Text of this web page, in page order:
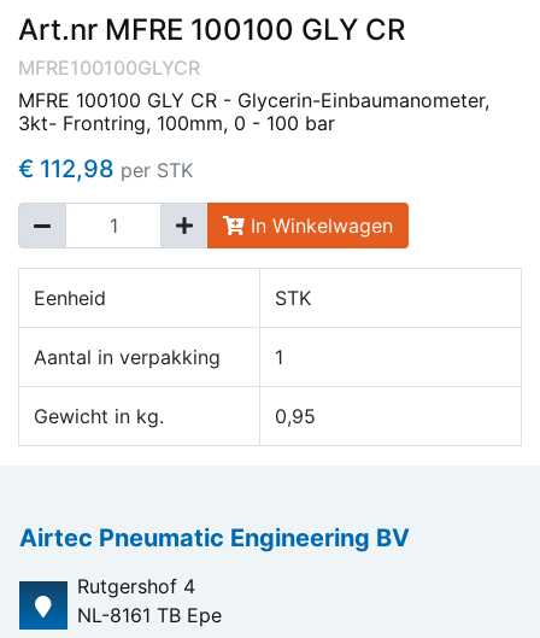
Art.nr MFRE 100100 GLY CR
MFRE100100GLYCR
MFRE 100100 GLY CR - Glycerin-Einbaumanometer,
3kt- Frontring, 100mm, 0 - 100 bar
€ 112,98 per STK
In Winkelwagen
Eenheid STK
Aantal in verpakking 1
Gewicht in kg. 0,95
Airtec Pneumatic Engineering BV
Rutgershof 4
NL-8161 TB Epe